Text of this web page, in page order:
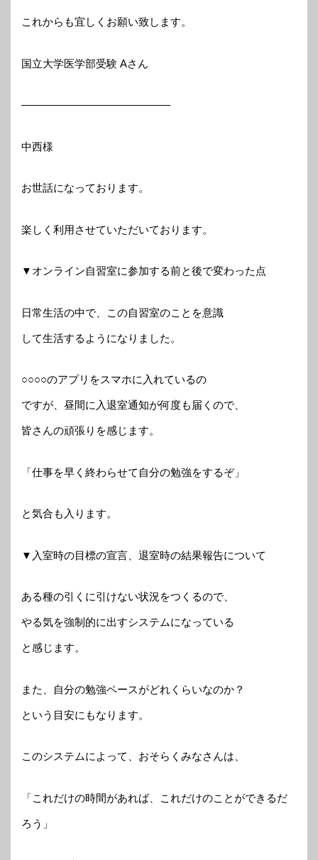
これからも宜しくお願い致します。
国立大学医学部受験 Aさん
——————————————
中西様
お世話になっております。
楽しく利用させていただいております。
▼オンライン自習室に参加する前と後で変わった点
日常生活の中で、この自習室のことを意識
して生活するようになりました。
○○○○のアプリをスマホに入れているの
ですが、昼間に入退室通知が何度も届くので、
皆さんの頑張りを感じます。
「仕事を早く終わらせて自分の勉強をするぞ」
と気合も入ります。
▼入室時の目標の宣言、退室時の結果報告について
ある種の引くに引けない状況をつくるので、
やる気を強制的に出すシステムになっている
と感じます。
また、自分の勉強ペースがどれくらいなのか？
という目安にもなります。
このシステムによって、おそらくみなさんは、
「これだけの時間があれば、これだけのことができるだ
ろう」